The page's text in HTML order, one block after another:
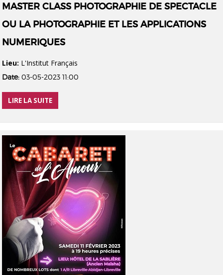
MASTER CLASS PHOTOGRAPHIE DE SPECTACLE
OU LA PHOTOGRAPHIE ET LES APPLICATIONS
NUMERIQUES
Lieu: L'Institut Français
Date: 03-05-2023 11:00
LIRE LA SUITE